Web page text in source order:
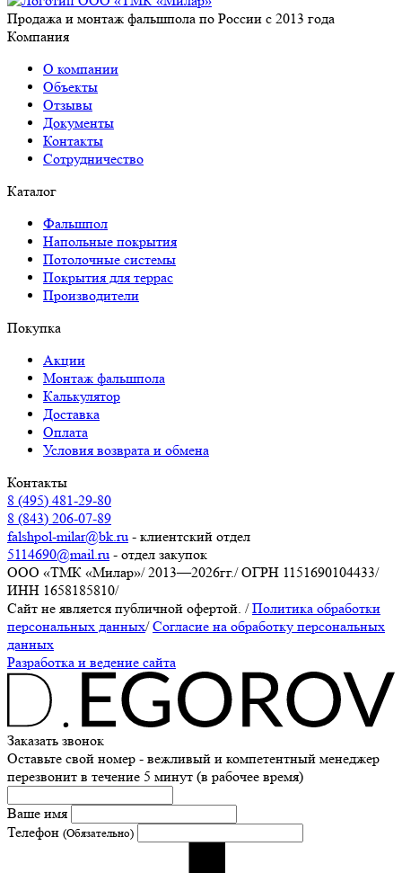
Продажа и монтаж фальшпола по России с 2013 года
Компания
О компании
Объекты
Отзывы
Документы
Контакты
Сотрудничество
Каталог
Фальшпол
Напольные покрытия
Потолочные системы
Покрытия для террас
Производители
Покупка
Акции
Монтаж фальшпола
Калькулятор
Доставка
Оплата
Условия возврата и обмена
Контакты
8 (495) 481-29-80
8 (843) 206-07-89
falshpol-milar@bk.ru - клиентский отдел
5114690@mail.ru - отдел закупок
ООО «ТМК «Милар»/ 2013—2026гг./ОГРН 1151690104433/
ИНН 1658185810/
Сайт не является публичной офертой. / Политика обработки
персональных данных/ Согласие на обработку персональных
данных
Разработка и ведение сайта
Заказать звонок
Оставьте свой номер - вежливый и компетентный менеджер
перезвонит в течение 5 минут (в рабочее время)
Ваше имя
Телефон (Обязательно)